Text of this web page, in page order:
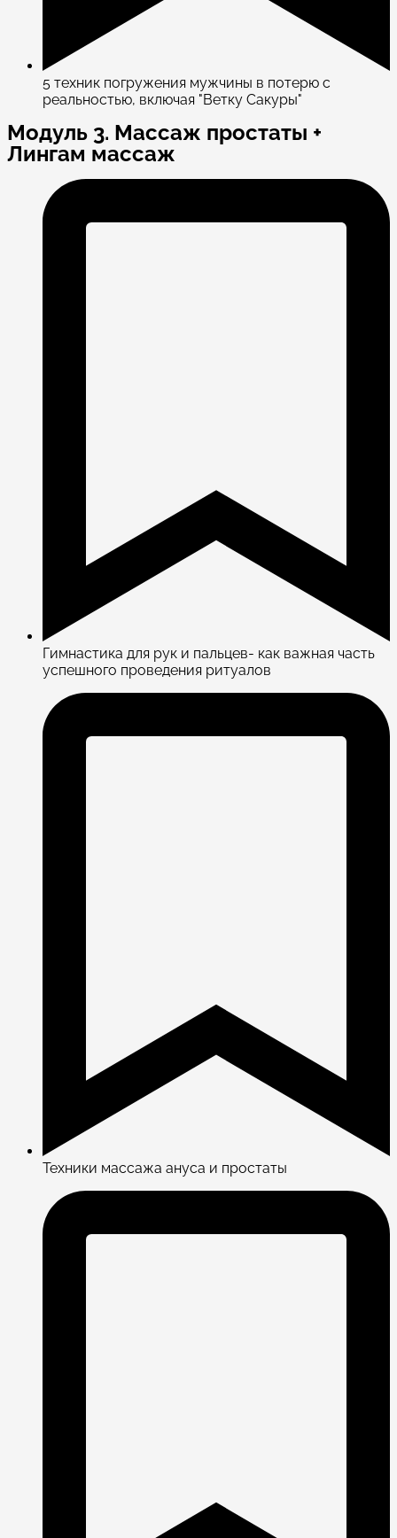
5 техник погружения мужчины в потерю с
реальностью, включая "Ветку Сакуры"
Модуль 3. Массаж простаты +
Лингам массаж
Гимнастика для рук и пальцев- как важная часть
успешного проведения ритуалов​
Техники массажа ануса и простаты